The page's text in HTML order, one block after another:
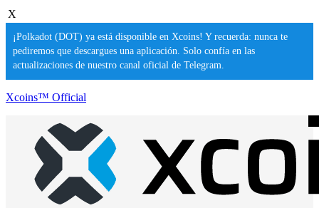
X
¡Polkadot (DOT) ya está disponible en Xcoins! Y recuerda: nunca te
pediremos que descargues una aplicación. Solo confía en las
actualizaciones de nuestro canal oficial de Telegram.
Xcoins™ Official